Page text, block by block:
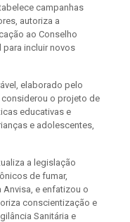
campanhas
autoriza a
ao Conselho
para incluir novos
elaborado pelo
considerou o projeto de
educativas e
e adolescentes,
a legislação
de fumar,
e enfatizou o
conscientização e
Sanitária e